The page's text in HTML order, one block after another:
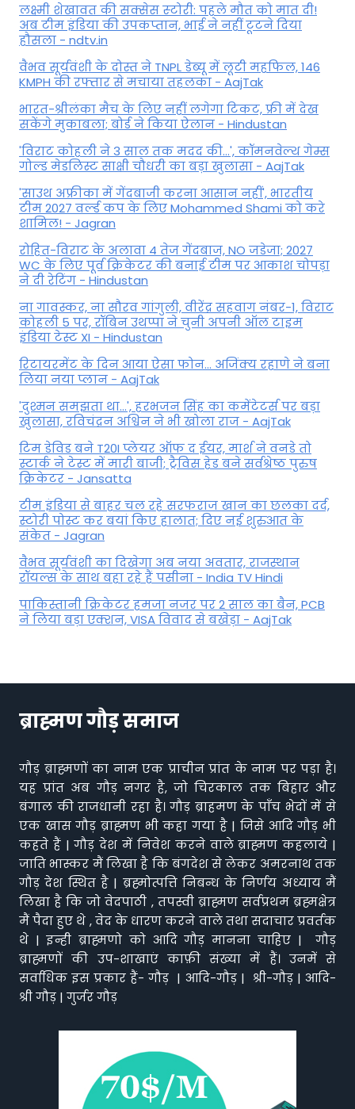
लक्ष्मी शेखावत की सक्‍सेस स्‍टोरी: पहले मौत को मात दी!
अब टीम इंडिया की उपकप्तान, भाई ने नहीं टूटने दिया
हौसला - ndtv.in
वैभव सूर्यवंशी के दोस्त ने TNPL डेब्यू में लूटी महफिल, 146
KMPH की रफ्तार से मचाया तहलका - AajTak
भारत-श्रीलंका मैच के लिए नहीं लगेगा टिकट, फ्री में देख
सकेंगे मुकाबला; बोर्ड ने किया ऐलान - Hindustan
'विराट कोहली ने 3 साल तक मदद की...', कॉमनवेल्थ गेम्स
गोल्ड मेडलिस्ट साक्षी चौधरी का बड़ा खुलासा - AajTak
'साउथ अफ्रीका में गेंदबाजी करना आसान नहीं', भारतीय
टीम 2027 वर्ल्‍ड कप के लिए Mohammed Shami को करे
शामिल! - Jagran
रोहित-विराट के अलावा 4 तेज गेंदबाज, NO जडेजा; 2027
WC के लिए पूर्व क्रिकेटर की बनाई टीम पर आकाश चोपड़ा
ने दी रेटिंग - Hindustan
ना गावस्कर, ना सौरव गांगुली, वीरेंद्र सहवाग नंबर-1, विराट
कोहली 5 पर, रॉबिन उथप्पा ने चुनी अपनी ऑल टाइम
इंडिया टेस्ट XI - Hindustan
रिटायरमेंट के दिन आया ऐसा फोन... अजिंक्य रहाणे ने बना
लिया नया प्लान - AajTak
'दुश्मन समझता था...', हरभजन सिंह का कमेंटेटर्स पर बड़ा
खुलासा, रव‍िचंद्रन अश्विन ने भी खोला राज - AajTak
टिम डेविड बने T20I प्लेयर ऑफ द ईयर, मार्श ने वनडे तो
स्टार्क ने टेस्ट में मारी बाजी; ट्रैविस हेड बने सर्वश्रेष्ठ पुरुष
क्रिकेटर - Jansatta
टीम इंडिया से बाहर चल रहे सरफराज खान का छलका दर्द,
स्टोरी पोस्ट कर बयां किए हालात; दिए नई शुरुआत के
संकेत - Jagran
वैभव सूर्यवंशी का दिखेगा अब नया अवतार, राजस्थान
रॉयल्स के साथ बहा रहे हैं पसीना - India TV Hindi
पाकिस्तानी क्रिकेटर हमजा नजर पर 2 साल का बैन, PCB
ने ल‍िया बड़ा एक्शन, VISA व‍िवाद से बखेड़ा - AajTak
ब्राह्मण गौड़ समाज
गौड़ ब्राह्मणों का नाम एक प्राचीन प्रांत के नाम पर पड़ा है।
यह प्रांत अब गौड़ नगर है, जो चिरकाल तक बिहार और
बंगाल की राजधानी रहा है। गौड़ ब्राहमण के पाँच भेदों में से
एक खास गौड़ ब्राह्मण भी कहा गया है | जिसे आदि गौड़ भी
कहते हैं | गौड़ देश में निवेश करने वाले ब्राह्मण कहलाये |
जाति भास्कर मैं लिखा है कि बंगदेश से लेकर अमरनाथ तक
गौड़ देश स्थित है | ब्रह्मोत्पत्ति निबन्ध के निर्णय अध्याय मैं
लिखा है कि जो वेदपाठी , तपस्वी ब्राह्मण सर्वप्रथम ब्रह्मक्षेत्र
मैं पैदा हुए थे , वेद के धारण करने वाले तथा सदाचार प्रवर्तक
थे | इन्ही ब्राह्मणो को आदि गौड़ मानना चाहिए | गौड़
ब्राह्मणों की उप-शाखाएं काफ़ी संख्या में हैं। उनमें से
सर्वाधिक इस प्रकार हैं- गौड़ | आदि-गौड़ | श्री-गौड़ | आदि-
श्री गौड़ | गुर्जर गौड़